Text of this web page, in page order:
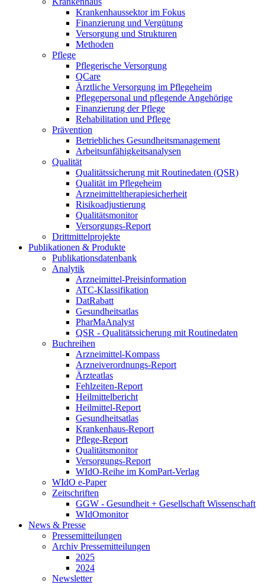
Krankenhaussektor im Fokus
Finanzierung und Vergütung
Versorgung und Strukturen
Methoden
Pflege
Pflegerische Versorgung
QCare
Ärztliche Versorgung im Pflegeheim
Pflegepersonal und pflegende Angehörige
Finanzierung der Pflege
Rehabilitation und Pflege
Prävention
Betriebliches Gesundheitsmanagement
Arbeitsunfähigkeitsanalysen
Qualität
Qualitätssicherung mit Routinedaten (QSR)
Qualität im Pflegeheim
Arzneimitteltherapiesicherheit
Risikoadjustierung
Qualitätsmonitor
Versorgungs-Report
Drittmittelprojekte
Publikationen & Produkte
Publikationsdatenbank
Analytik
Arzneimittel-Preisinformation
ATC-Klassifikation
DatRabatt
Gesundheitsatlas
PharMaAnalyst
QSR - Qualitätssicherung mit Routinedaten
Buchreihen
Arzneimittel-Kompass
Arzneiverordnungs-Report
Ärzteatlas
Fehlzeiten-Report
Heilmittelbericht
Heilmittel-Report
Gesundheitsatlas
Krankenhaus-Report
Pflege-Report
Qualitätsmonitor
Versorgungs-Report
WIdO-Reihe im KomPart-Verlag
WIdO e-Paper
Zeitschriften
GGW - Gesundheit + Gesellschaft Wissenschaft
WIdOmonitor
News & Presse
Pressemitteilungen
Archiv Pressemitteilungen
2025
2024
Newsletter